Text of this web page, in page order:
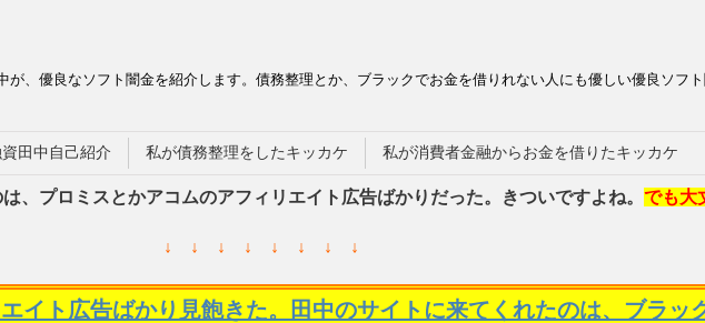
が、優良なソフト闇金を紹介します。債務整理とか、ブラックでお金を借りれない人にも優しい優良ソフ
田中自己紹介 私が債務整理をしたキッカケ 私が消費者金融からお金を借りたキッカケ
プロミスとかアコムのアフィリエイト広告ばかりだった。きついですよね。 でも大
↓ ↓ ↓ ↓ ↓ ↓ ↓ ↓
イト広告ばかり見飽きた。田中のサイトに来てくれたのは、ブラッ